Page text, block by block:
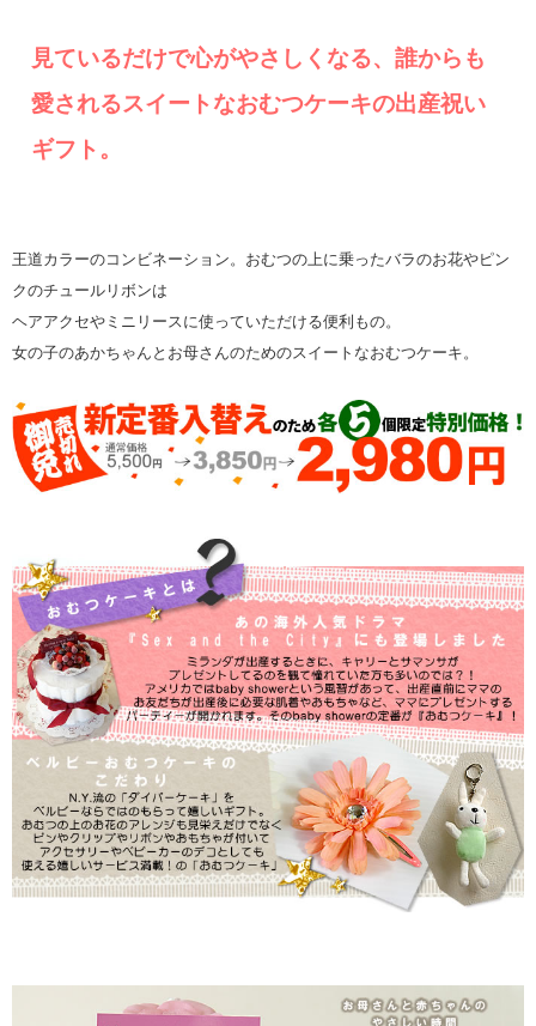
見ているだけで心がやさしくなる、誰からも
愛されるスイートなおむつケーキの出産祝い
ギフト。
王道カラーのコンビネーション。おむつの上に乗ったバラのお花やピン
クのチュールリボンは
ヘアアクセやミニリースに使っていただける便利もの。
女の子のあかちゃんとお母さんのためのスイートなおむつケーキ。